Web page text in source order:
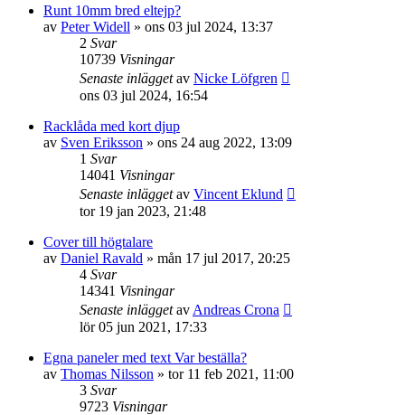
Runt 10mm bred eltejp?
av Peter Widell » ons 03 jul 2024, 13:37
2 Svar
10739 Visningar
Senaste inläggetav Nicke Löfgren
ons 03 jul 2024, 16:54
Racklåda med kort djup
av Sven Eriksson » ons 24 aug 2022, 13:09
1 Svar
14041 Visningar
Senaste inläggetav Vincent Eklund
tor 19 jan 2023, 21:48
Cover till högtalare
av Daniel Ravald » mån 17 jul 2017, 20:25
4 Svar
14341 Visningar
Senaste inläggetav Andreas Crona
lör 05 jun 2021, 17:33
Egna paneler med text Var beställa?
av Thomas Nilsson » tor 11 feb 2021, 11:00
3 Svar
9723 Visningar